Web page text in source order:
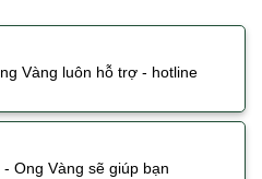
Vàng luôn hỗ trợ - hotline
Ong Vàng sẽ giúp bạn